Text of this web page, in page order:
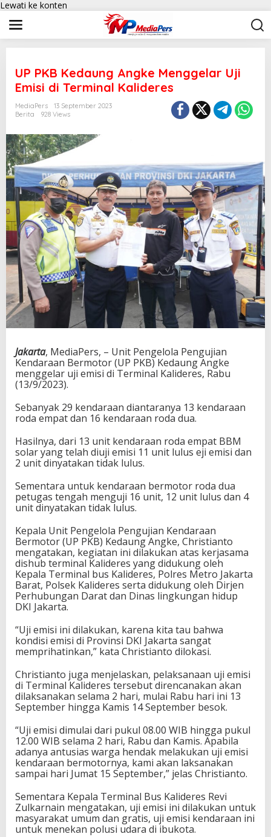
Lewati ke konten
UP PKB Kedaung Angke Menggelar Uji
Emisi di Terminal Kalideres
MediaPers
13 September 2023
Berita
928 Views
Jakarta, MediaPers, – Unit Pengelola Pengujian
Kendaraan Bermotor (UP PKB) Kedaung Angke
menggelar uji emisi di Terminal Kalideres, Rabu
(13/9/2023).
Sebanyak 29 kendaraan diantaranya 13 kendaraan
roda empat dan 16 kendaraan roda dua.
Hasilnya, dari 13 unit kendaraan roda empat BBM
solar yang telah diuji emisi 11 unit lulus eji emisi dan
2 unit dinyatakan tidak lulus.
Sementara untuk kendaraan bermotor roda dua
petugas tengah menguji 16 unit, 12 unit lulus dan 4
unit dinyatakan tidak lulus.
Kepala Unit Pengelola Pengujian Kendaraan
Bermotor (UP PKB) Kedaung Angke, Christianto
mengatakan, kegiatan ini dilakukan atas kerjasama
dishub terminal Kalideres yang didukung oleh
Kepala Terminal bus Kalideres, Polres Metro Jakarta
Barat, Polsek Kalideres serta didukung oleh Dirjen
Perhubungan Darat dan Dinas lingkungan hidup
DKI Jakarta.
“Uji emisi ini dilakukan, karena kita tau bahwa
kondisi emisi di Provinsi DKI Jakarta sangat
memprihatinkan,” kata Christianto dilokasi.
Christianto juga menjelaskan, pelaksanaan uji emisi
di Terminal Kalideres tersebut direncanakan akan
dilaksanakan selama 2 hari, mulai Rabu hari ini 13
September hingga Kamis 14 September besok.
“Uji emisi dimulai dari pukul 08.00 WIB hingga pukul
12.00 WIB selama 2 hari, Rabu dan Kamis. Apabila
adanya antusias warga hendak melakukan uji emisi
kendaraan bermotornya, kami akan laksanakan
sampai hari Jumat 15 September,” jelas Christianto.
Sementara Kepala Terminal Bus Kalideres Revi
Zulkarnain mengatakan, uji emisi ini dilakukan untuk
masyarakat umum dan gratis, uji emisi kendaraan ini
untuk menekan polusi udara di ibukota.